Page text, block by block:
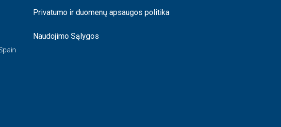
Privatumo ir duomenų apsaugos politika
Naudojimo Sąlygos